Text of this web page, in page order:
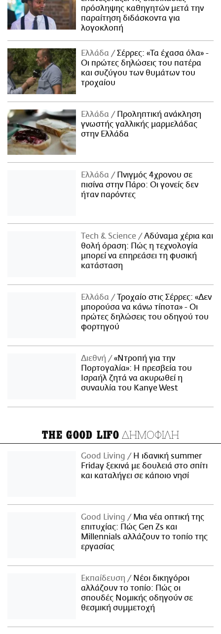
πρόσληψης καθηγητών μετά την
παραίτηση διδάσκοντα για
λογοκλοπή
Ελλάδα
Σέρρες: «Τα έχασα όλα» -
Οι πρώτες δηλώσεις του πατέρα
και συζύγου των θυμάτων του
τροχαίου
Ελλάδα
Προληπτική ανάκληση
γνωστής γαλλικής μαρμελάδας
στην Ελλάδα
Ελλάδα
Πνιγμός 4χρονου σε
πισίνα στην Πάρο: Οι γονείς δεν
ήταν παρόντες
Τech & Science
Αδύναμα χέρια και
θολή όραση: Πώς η τεχνολογία
μπορεί να επηρεάσει τη φυσική
κατάσταση
Ελλάδα
Τροχαίο στις Σέρρες: «Δεν
μπορούσα να κάνω τίποτα» - Οι
πρώτες δηλώσεις του οδηγού του
φορτηγού
Διεθνή
«Ντροπή για την
Πορτογαλία»: Η πρεσβεία του
Ισραήλ ζητά να ακυρωθεί η
συναυλία του Kanye West
THE GOOD LIFO ΔΗΜΟΦΙΛΗ
Good Living
Η ιδανική summer
Friday ξεκινά με δουλειά στο σπίτι
και καταλήγει σε κάποιο νησί
Good Living
Μια νέα οπτική της
επιτυχίας: Πώς Gen Zs και
Millennials αλλάζουν το τοπίο της
εργασίας
Εκπαίδευση
Νέοι δικηγόροι
αλλάζουν το τοπίο: Πώς οι
σπουδές Νομικής οδηγούν σε
θεσμική συμμετοχή